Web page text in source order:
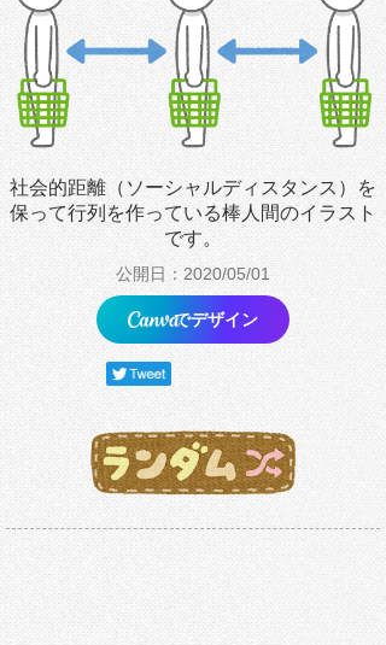
社会的距離（ソーシャルディスタンス）を
保って行列を作っている棒人間のイラスト
です。
公開日：2020/05/01
でデザイン